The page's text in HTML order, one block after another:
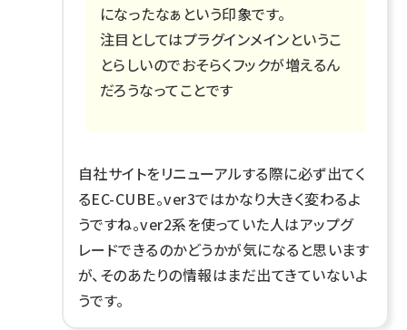
になったなぁという印象です。
注目としてはプラグインメインというこ
とらしいのでおそらくフックが増えるん
だろうなってことです
自社サイトをリニューアルする際に必ず出てく
るEC-CUBE。ver3ではかなり大きく変わるよ
うですね。ver2系を使っていた人はアップグ
レードできるのかどうかが気になると思います
が、そのあたりの情報はまだ出てきていないよ
うです。